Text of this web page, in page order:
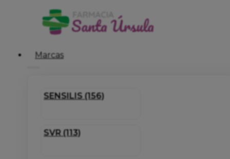
Marcas
SENSILIS (156)
SVR (113)